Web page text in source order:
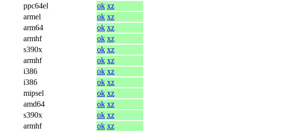
ppc64el ok xz
armel ok xz
arm64 ok xz
armhf ok xz
s390x ok xz
armhf ok xz
i386 ok xz
i386 ok xz
mipsel ok xz
amd64 ok xz
s390x ok xz
armhf ok xz